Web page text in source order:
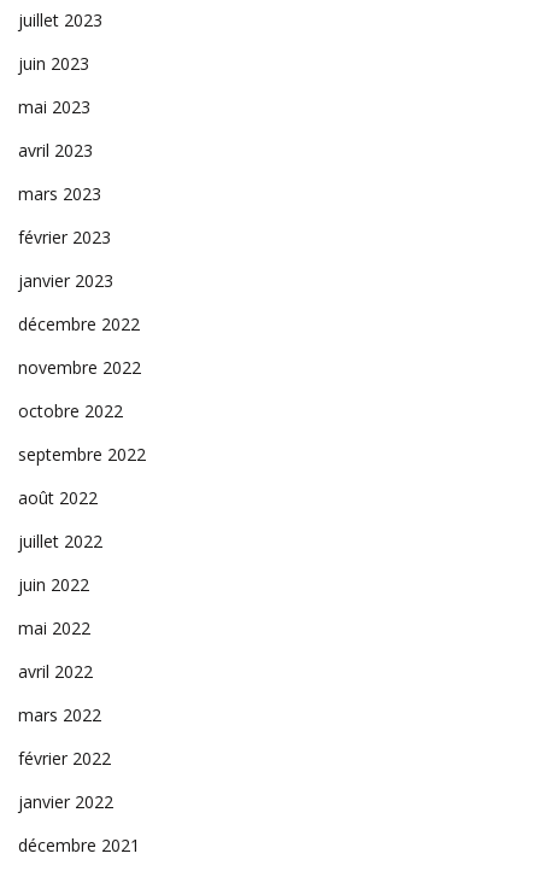
juillet 2023
juin 2023
mai 2023
avril 2023
mars 2023
février 2023
janvier 2023
décembre 2022
novembre 2022
octobre 2022
septembre 2022
août 2022
juillet 2022
juin 2022
mai 2022
avril 2022
mars 2022
février 2022
janvier 2022
décembre 2021